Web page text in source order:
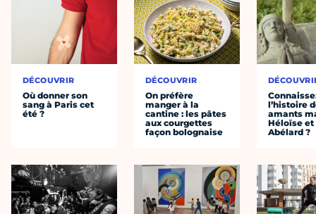
DÉCOUVRIR
Où donner son
sang à Paris cet
été ?
DÉCOUVRIR
On préfère
manger à la
cantine : les pâtes
aux courgettes
façon bolognaise
l’histoire
amants
Héloïse et
Abélard ?